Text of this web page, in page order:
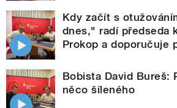
Kdy začít s
dnes," radí předseda
Prokop a doporučuje
Bobista David Bureš:
něco šíleného